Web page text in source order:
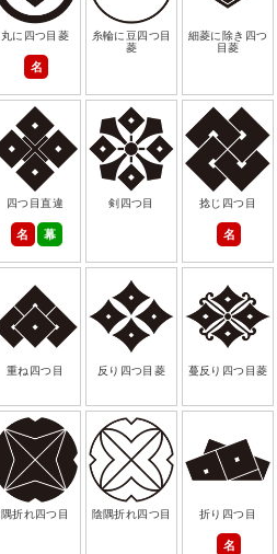
丸に四つ目菱
名
糸輪に豆四つ目
菱
細菱に除き四つ
目菱
四つ目直違
名 幕
剣四つ目 捻じ四つ目
名
重ね四つ目 反り四つ目菱 蔓反り四つ目菱
隅折れ四つ目 陰隅折れ四つ目 折り四つ目
名